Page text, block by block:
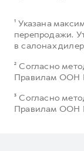
¹ Указана
перепродажи.
в салонах
² Согласно
Правилам ООН
³ Согласно
Правилам ООН